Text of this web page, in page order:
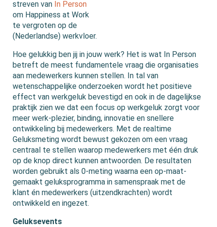
streven van In Person
om Happiness at Work
te vergroten op de
(Nederlandse) werkvloer.
Hoe gelukkig ben jij in jouw werk? Het is wat In Person
betreft de meest fundamentele vraag die organisaties
aan medewerkers kunnen stellen. In tal van
wetenschappelijke onderzoeken wordt het positieve
effect van werkgeluk bevestigd en ook in de dagelijkse
praktijk zien we dat een focus op werkgeluk zorgt voor
meer werk-plezier, binding, innovatie en snellere
ontwikkeling bij medewerkers. Met de realtime
Geluksmeting wordt bewust gekozen om een vraag
centraal te stellen waarop medewerkers met één druk
op de knop direct kunnen antwoorden. De resultaten
worden gebruikt als 0-meting waarna een op-maat-
gemaakt geluksprogramma in samenspraak met de
klant én medewerkers (uitzendkrachten) wordt
ontwikkeld en ingezet.
Geluksevents